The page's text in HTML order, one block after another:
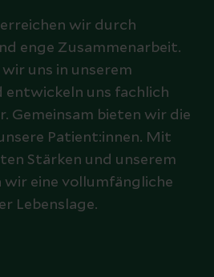
wir durch
enge Zusammenarbeit.
uns in unserem
entwickeln uns fachlich
Gemeinsam bieten wir die
Patient:innen. Mit
Stärken und unserem
wir eine vollumfängliche
Lebenslage.